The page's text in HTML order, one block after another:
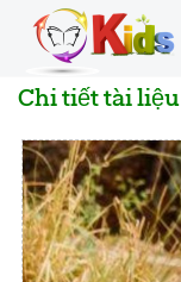
Chi tiết tài liệu